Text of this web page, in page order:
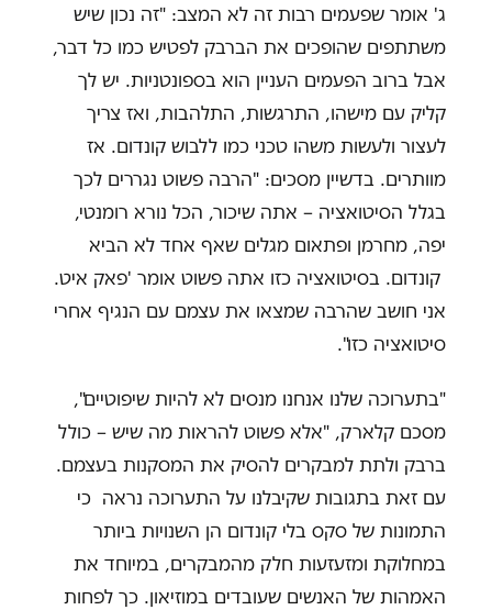
ג' אומר שפעמים רבות זה לא המצב: "זה נכון שיש
משתתפים שהופכים את הברבק לפטיש כמו כל דבר,
אבל ברוב הפעמים העניין הוא בספונטניות. יש לך
קליק עם מישהו, התרגשות, התלהבות, ואז צריך
לעצור ולעשות משהו טכני כמו ללבוש קונדום. אז
מוותרים. בדשיין מסכים: "הרבה פשוט נגררים לכך
בגלל הסיטואציה – אתה שיכור, הכל נורא רומנטי,
יפה, מחרמן ופתאום מגלים שאף אחד לא הביא
קונדום. בסיטואציה כזו אתה פשוט אומר 'פאק איט.
אני חושב שהרבה שמצאו את עצמם עם הנגיף אחרי
סיטואציה כזו".
"בתערוכה שלנו אנחנו מנסים לא להיות שיפוטיים",
מסכם קלארק, "אלא פשוט להראות מה שיש – כולל
ברבק ולתת למבקרים להסיק את המסקנות בעצמם.
עם זאת בתגובות שקיבלנו על התערוכה נראה כי
התמונות של סקס בלי קונדום הן השנויות ביותר
במחלוקת ומזעזעות חלק מהמבקרים, במיוחד את
האמהות של האנשים שעובדים במוזיאון. כך לפחות